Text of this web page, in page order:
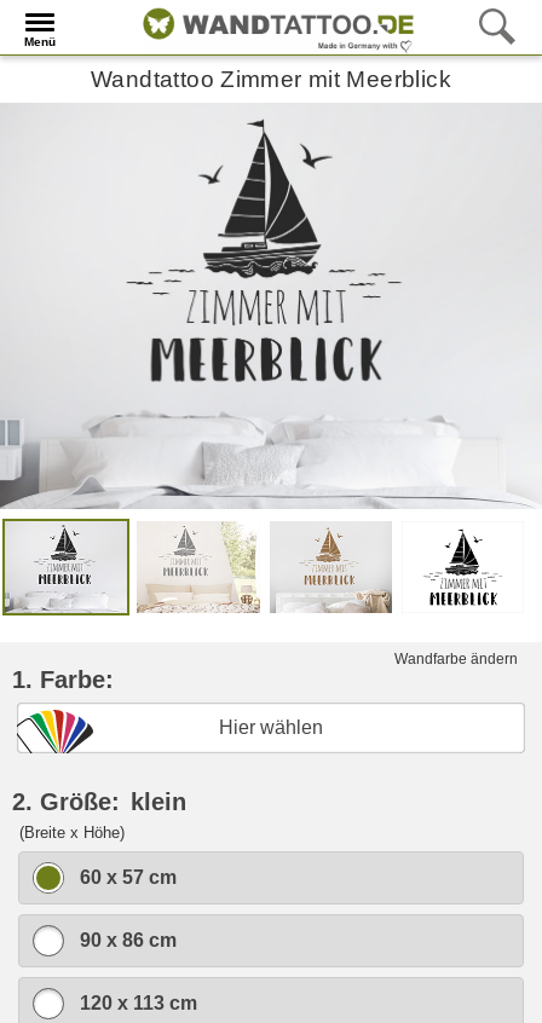
Menü
Wandtattoo Zimmer mit Meerblick
Wandfarbe ändern
1. Farbe:
Hier wählen
2. Größe: klein
(Breite x Höhe)
60 x 57 cm
90 x 86 cm
120 x 113 cm